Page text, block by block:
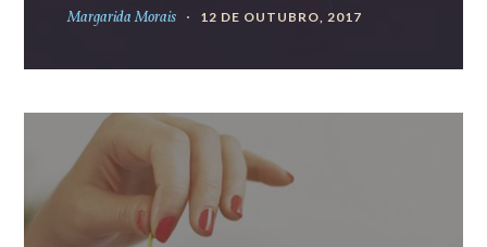
Margarida Morais 12 DE OUTUBRO, 2017